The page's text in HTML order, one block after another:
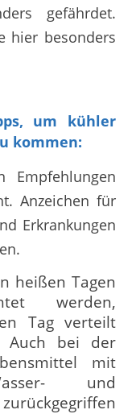
gefährdet.
hier besonders
um kühler
kommen:
Empfehlungen
Anzeichen für
Erkrankungen
heißen Tagen
werden,
Tag verteilt
Auch bei der
mit
und